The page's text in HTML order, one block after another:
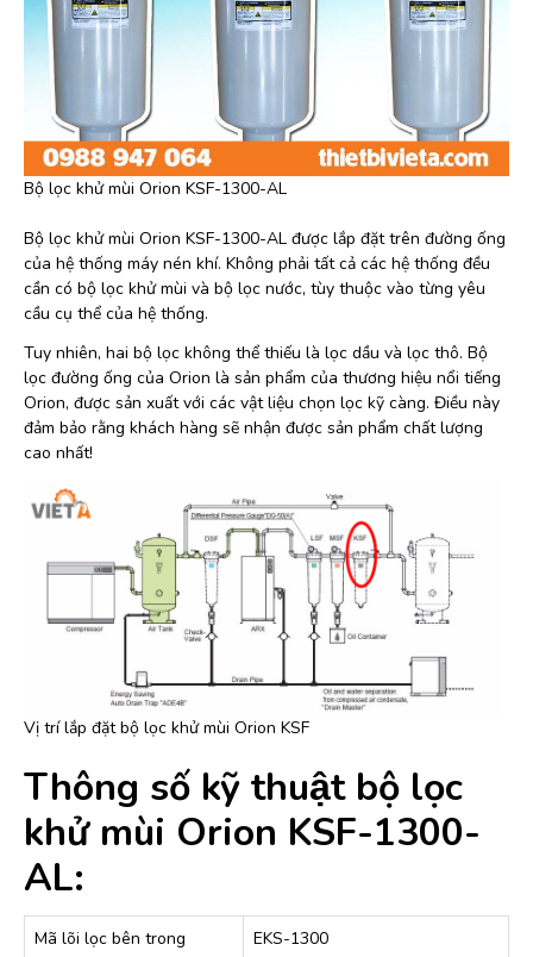
Bộ lọc khử mùi Orion KSF-1300-AL
Bộ lọc khử mùi Orion KSF-1300-AL được lắp đặt trên đường ống
của hệ thống máy nén khí. Không phải tất cả các hệ thống đều
cần có bộ lọc khử mùi và bộ lọc nước, tùy thuộc vào từng yêu
cầu cụ thể của hệ thống.
Tuy nhiên, hai bộ lọc không thể thiếu là lọc dầu và lọc thô. Bộ
lọc đường ống của Orion là sản phẩm của thương hiệu nổi tiếng
Orion, được sản xuất với các vật liệu chọn lọc kỹ càng. Điều này
đảm bảo rằng khách hàng sẽ nhận được sản phẩm chất lượng
cao nhất!
Vị trí lắp đặt bộ lọc khử mùi Orion KSF
Thông số kỹ thuật bộ lọc
khử mùi Orion KSF-1300-
AL:
Mã lõi lọc bên trong EKS-1300